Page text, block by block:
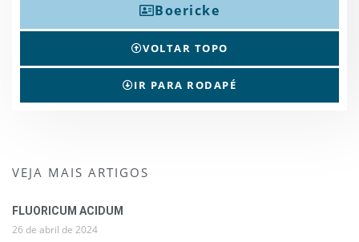
Boericke
VOLTAR TOPO
IR PARA RODAPÉ
VEJA MAIS ARTIGOS
FLUORICUM ACIDUM
26 de abril de 2024